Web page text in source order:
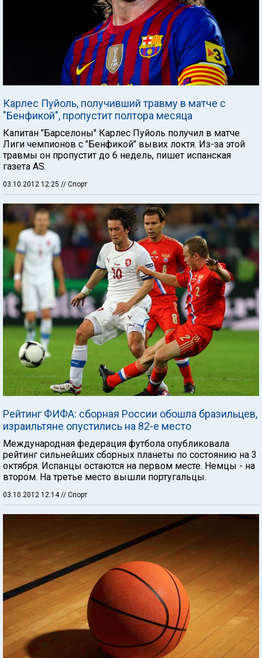
Карлес Пуйоль, получивший травму в матче с
"Бенфикой", пропустит полтора месяца
Капитан "Барселоны" Карлес Пуйоль получил в матче
Лиги чемпионов с "Бенфикой" вывих локтя. Из-за этой
травмы он пропустит до 6 недель, пишет испанская
газета AS.
03.10.2012 12:25 // Спорт
Рейтинг ФИФА: сборная России обошла бразильцев,
израильтяне опустились на 82-е место
Международная федерация футбола опубликовала
рейтинг сильнейших сборных планеты по состоянию на 3
октября. Испанцы остаются на первом месте. Немцы - на
втором. На третье место вышли португальцы.
03.10.2012 12:14 // Спорт